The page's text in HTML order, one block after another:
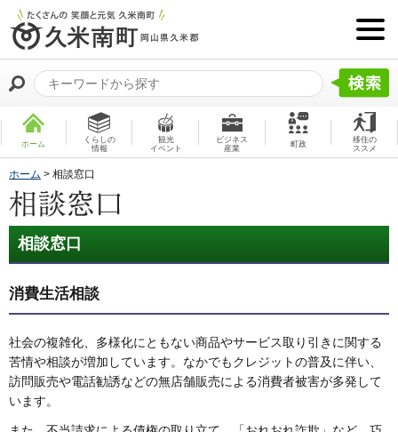
ホーム
くらしの
情報
観光
イベント
ビジネス
産業
町政
移住の
ススメ
ホーム > 相談窓口
相談窓口
消費生活相談
社会の複雑化、多様化にともない商品やサービス取り引きに関する
苦情や相談が増加しています。なかでもクレジットの普及に伴い、
訪問販売や電話勧誘などの無店舗販売による消費者被害が多発して
います。